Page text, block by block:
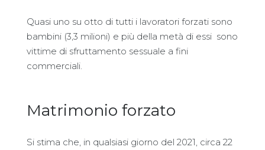
Quasi uno su otto di tutti i lavoratori forzati sono
bambini (3,3 milioni) e più della metà di essi sono
vittime di sfruttamento sessuale a fini
commerciali.
Matrimonio forzato
Si stima che, in qualsiasi giorno del 2021, circa 22